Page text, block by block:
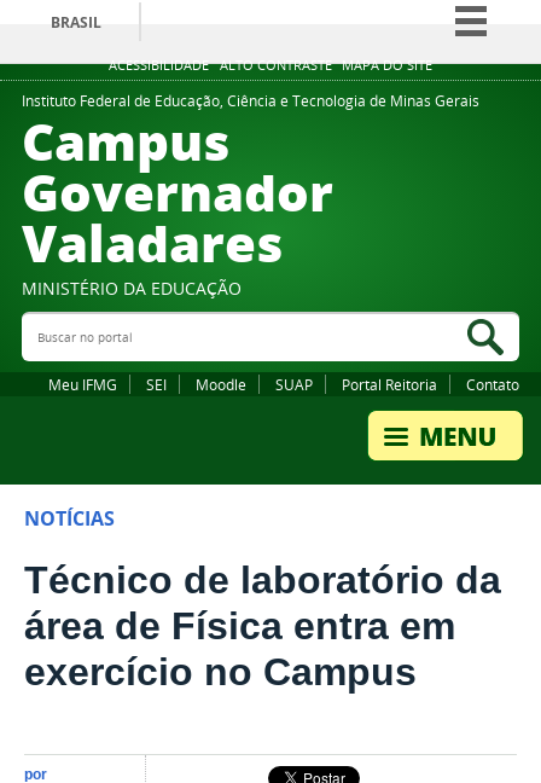
ACESSIBILIDADE ALTO CONTRASTE MAPA DO SITE
BRASIL
Simplifique!
Comunica BR
Instituto Federal de Educação, Ciência e Tecnologia de Minas Gerais
Campus
Governador
Valadares
MINISTÉRIO DA EDUCAÇÃO
Buscar no portal
Meu IFMG SEI Moodle SUAP Portal Reitoria Contato
NOTÍCIAS
Técnico de laboratório da
área de Física entra em
exercício no Campus
por